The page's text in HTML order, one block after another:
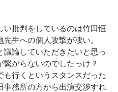
い批判をしているのは竹田恒
生への個人攻撃が凄い。
論していただきたいと思っ
がらないのでしたっけ？
行くというスタンスだった
事務所の方から出演交渉すれ